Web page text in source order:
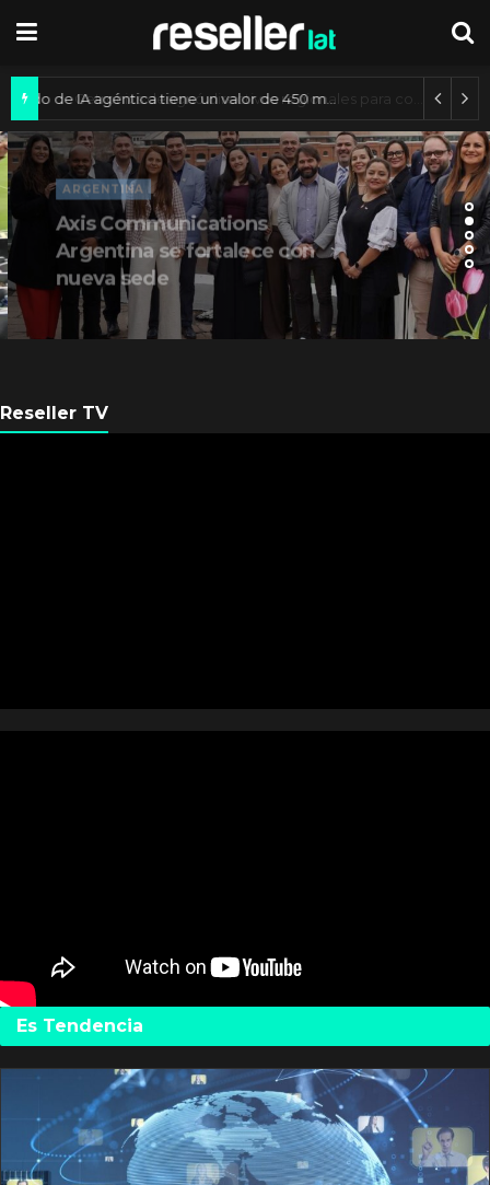
Mercado de IA agéntica tiene un valor de 450 mil millones de dólares
ARGENTINA
Axis Communications
Argentina se fortalece con
nueva sede
Reseller TV
Es Tendencia